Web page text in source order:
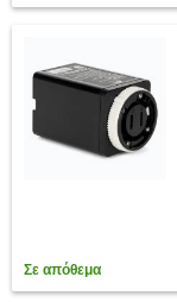
Σε απόθεμα